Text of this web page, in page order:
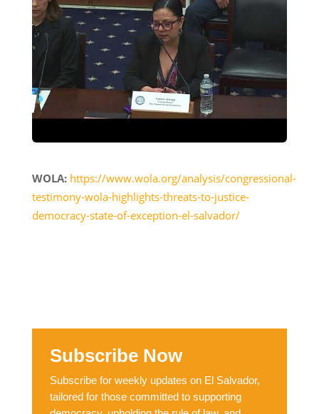
WOLA: https://www.wola.org/analysis/congressional-
testimony-wola-highlights-threats-to-justice-
democracy-state-of-exception-el-salvador/
Subscribe Now
Subscribe for weekly updates on El Salvador,
tailored for those committed to supporting